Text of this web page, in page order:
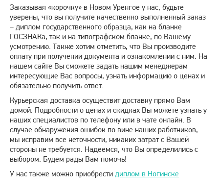
Заказывая «корочку» в Новом Уренгое у нас, будьте
уверены, что вы получите качественно выполненный заказ
– диплом государственного образца, как на бланке
ГОСЗНАКа, так и на типографском бланке, по Вашему
усмотрению. Также хотим отметить, что Вы производите
оплату при получении документа и ознакомлении с ним. На
нашем сайте Вы сможете задать нашим менеджерам
интересующие Вас вопросы, узнать информацию о ценах и
обязательно получить ответ.
Курьерская доставка осуществит доставку прямо Вам
домой. Подробности о ценах и скидках Вы можете узнать у
наших специалистов по телефону или в чате онлайн. В
случае обнаружения ошибок по вине наших работников,
мы исправим все неточности, никаких затрат с Вашей
стороны не требуется. Надеемся, что Вы определились с
выбором. Будем рады Вам помочь!
У нас также можно приобрести диплом в Ногинске